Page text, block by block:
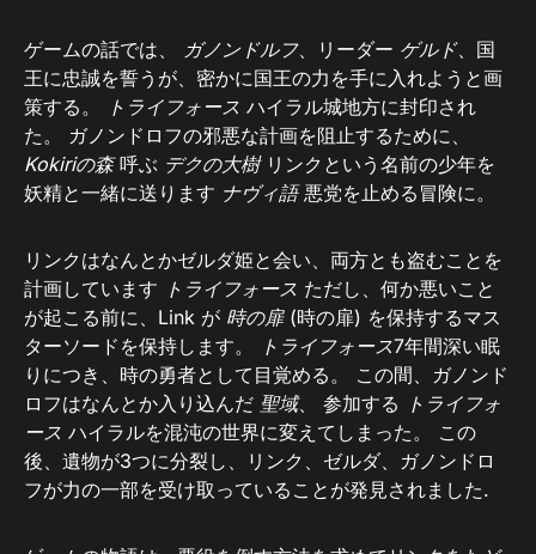
ゲームの話では、 ガノンドルフ、リーダー ゲルド、国
王に忠誠を誓うが、密かに国王の力を手に入れようと画
策する。
トライフォース ハイラル城地方に封印され
た。 ガノンドロフの邪悪な計画を阻止するために、
Kokiriの森呼ぶ デクの大樹リンクという名前の少年を
妖精と一緒に送ります ナヴィ語悪党を止める冒険に。
リンクはなんとかゼルダ姫と会い、両方とも盗むことを
計画しています トライフォース ただし、何か悪いこと
が起こる前に、Link が 時の扉(時の扉) を保持するマス
ターソードを保持します。
トライフォース7年間深い眠
りにつき、時の勇者として目覚める。 この間、ガノンド
ロフはなんとか入り込んだ 聖域、 参加する
トライフォ
ース ハイラルを混沌の世界に変えてしまった。 この
後、遺物が3つに分裂し、リンク、ゼルダ、ガノンドロ
フが力の一部を受け取っていることが発見されました.